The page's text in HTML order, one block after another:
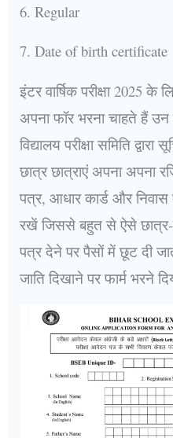
6. Regular
7. Date of birth certificate
इंटर वार्षिक परीक्षा 2025 के
अपना फॉर भरना चाहते हैं उन
विद्यालय परीक्षा समिति
छात्र छात्राएं अपना अपना
पत्र, आधार कार्ड और
रखें जिससे बहुत से ऐसे छात्र-
पत्र देने पर पैसों में छूट दी
जाति दिखाने पर फार्म भरने